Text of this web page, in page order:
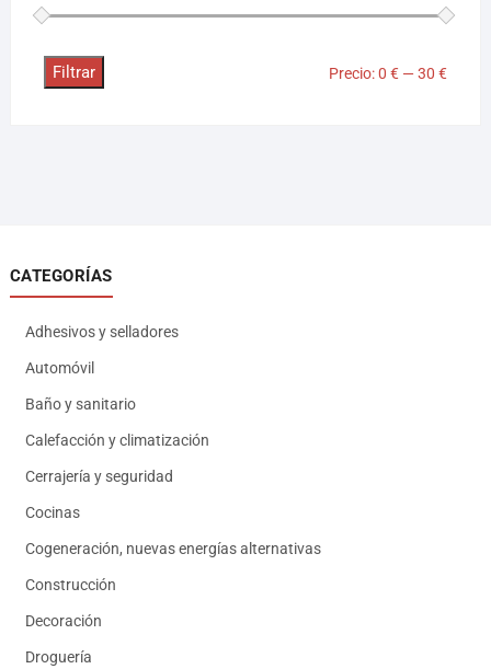
Filtrar Precio:0 € —30 €
CATEGORÍAS
Adhesivos y selladores
Automóvil
Baño y sanitario
Calefacción y climatización
Cerrajería y seguridad
Cocinas
Cogeneración, nuevas energías alternativas
Construcción
Decoración
Droguería